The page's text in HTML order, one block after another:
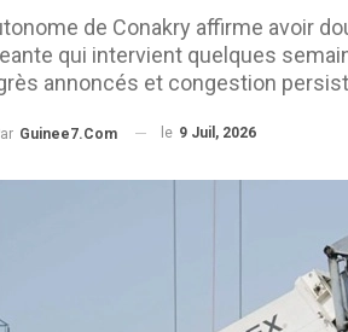
de Conakry affirme avoir
qui intervient quelques
annoncés et congestion
Guinee7.com le 9 Juil, 2026